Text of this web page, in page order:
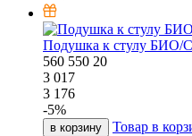
Подушка к стулу БИО/
560 550 20
3 017
3 176
-5%
в корзину Товар в